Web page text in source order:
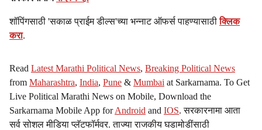
शॉपिंगसाठी 'सकाळ प्राईम डील्स'च्या भन्नाट ऑफर्स पाहण्यासाठीक्लिक
करा.
Read Latest Marathi Political News, Breaking Political News
from Maharashtra, India, Pune & Mumbai at Sarkarnama. To Get
Live Political Marathi News on Mobile, Download the
Sarkarnama Mobile App forAndroid and IOS. सरकारनामा आता
सर्व सोशल मीडिया प्लॅटफॉर्मवर. ताज्या राजकीय घडामोडींसाठी